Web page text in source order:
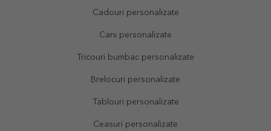
Cadouri personalizate
Cani personalizate
Tricouri bumbac personalizate
Brelocuri personalizate
Tablouri personalizate
Ceasuri personalizate